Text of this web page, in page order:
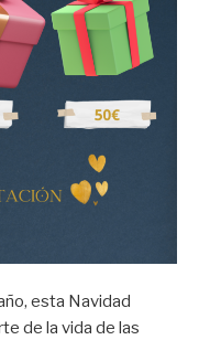
esta Navidad
de la vida de las